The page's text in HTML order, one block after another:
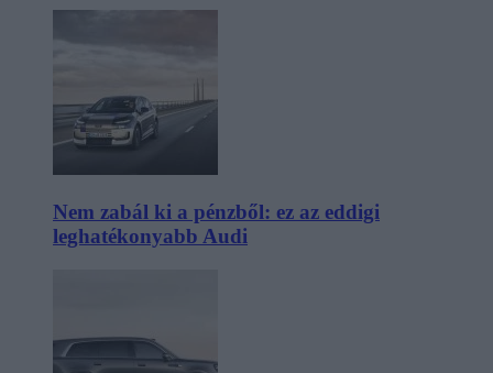
Nem zabál ki a pénzből: ez az eddigi
leghatékonyabb Audi